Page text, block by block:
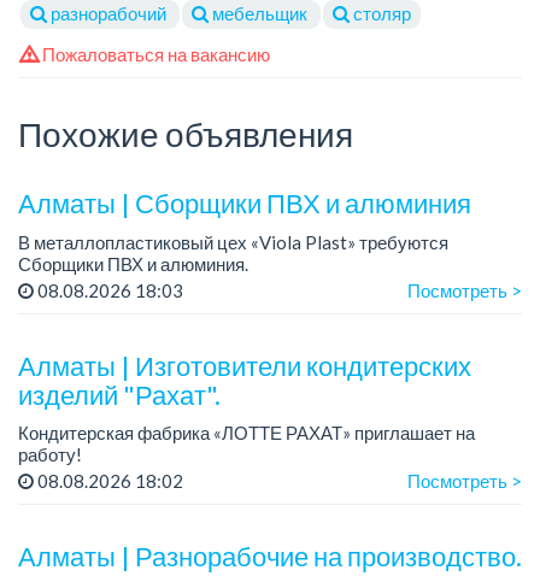
разнорабочий
мебельщик
столяр
Пожаловаться на вакансию
Похожие объявления
Алматы | Сборщики ПВХ и алюминия
В металлопластиковый цех «Viola Plast» требуются
Сборщики ПВХ и алюминия.
График работы: 5/2, с 08.00 до 17.00.
08.08.2026 18:03 Посмотреть >
Алматы | Изготовители кондитерских
изделий "Рахат".
Кондитерская фабрика «ЛОТТЕ РАХАТ» приглашает на
работу!
График работы: сменный.
08.08.2026 18:02 Посмотреть >
Алматы | Разнорабочие на производство.